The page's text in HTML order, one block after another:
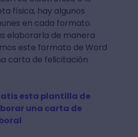
física, hay algunos
en cada formato.
elaborarla de manera
este formato de Word
carta de felicitación
esta plantilla de
una carta de